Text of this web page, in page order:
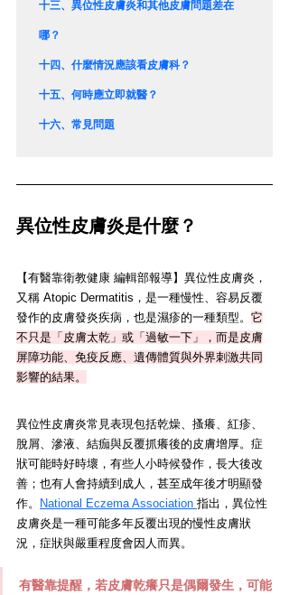
十三、 異位性皮膚炎和其他皮膚問題差在
哪？
十四、 什麼情況應該看皮膚科？
十五、 何時應立即就醫？
十六、 常見問題
異位性皮膚炎是什麼？
【有醫靠衛教健康 編輯部報導】異位性皮膚炎，
又稱 Atopic Dermatitis，是一種慢性、容易反覆
發作的皮膚發炎疾病，也是濕疹的一種類型。 它
不只是「皮膚太乾」或「過敏一下」，而是皮膚
屏障功能、免疫反應、遺傳體質與外界刺激共同
影響的結果。
異位性皮膚炎常見表現包括乾燥、搔癢、紅疹、
脫屑、滲液、結痂與反覆抓癢後的皮膚增厚。症
狀可能時好時壞，有些人小時候發作，長大後改
善；也有人會持續到成人，甚至成年後才明顯發
作。 National Eczema Association 指出，異位性
皮膚炎是一種可能多年反覆出現的慢性皮膚狀
況，症狀與嚴重程度會因人而異。
有醫靠提醒，若皮膚乾癢只是偶爾發生，可能